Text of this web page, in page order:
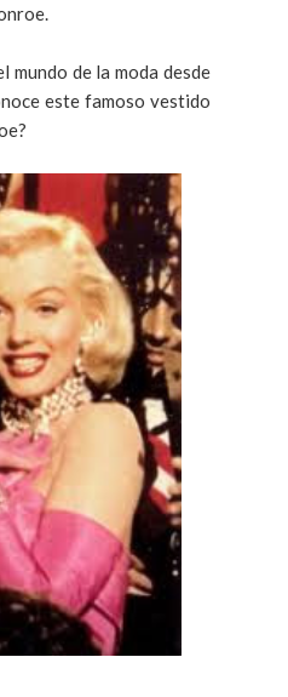
mundo de la moda desde
este famoso vestido